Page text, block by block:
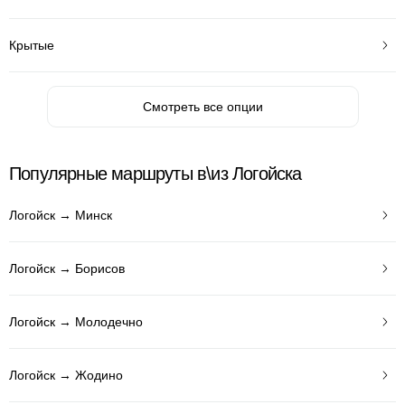
Крытые
Смотреть все опции
Популярные маршруты в\из Логойска
Логойск → Минск
Логойск → Борисов
Логойск → Молодечно
Логойск → Жодино